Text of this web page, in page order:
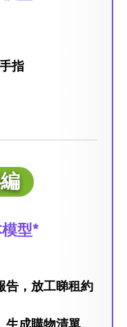
指
型*
告，放工睇租約